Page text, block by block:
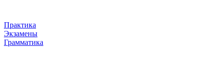
Практика
Экзамены
Грамматика